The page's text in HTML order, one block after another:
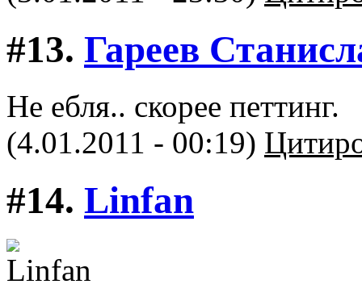
#13. Гареев
Не ебля.. скорее петтинг.
(4.01.2011 - 00:19)
#14. Linfan